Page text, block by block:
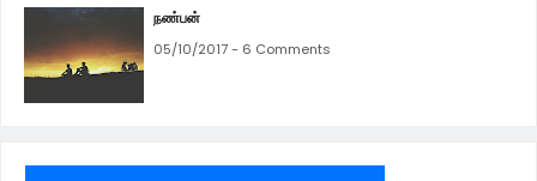
நண்பன்
05/10/2017 - 6 Comments